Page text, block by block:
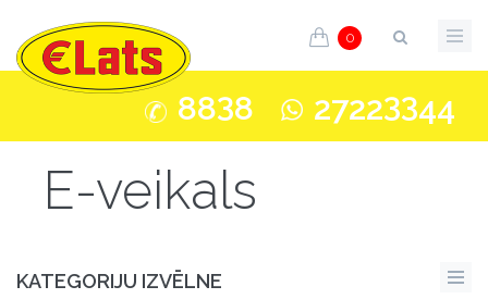
0
8838 27223344
E-veikals
KATEGORIJU IZVĒLNE